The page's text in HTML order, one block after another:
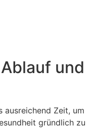
und
ausreichend Zeit, um
gründlich zu